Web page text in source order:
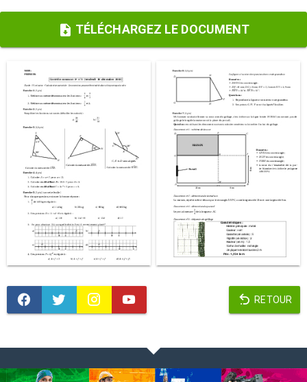
TÉLÉCHARGEZ LE DOCUMENT
RETOUR